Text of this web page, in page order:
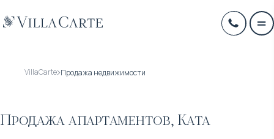
VillaCarte Продажа недвижимости
Продажа апартаментов, Ката